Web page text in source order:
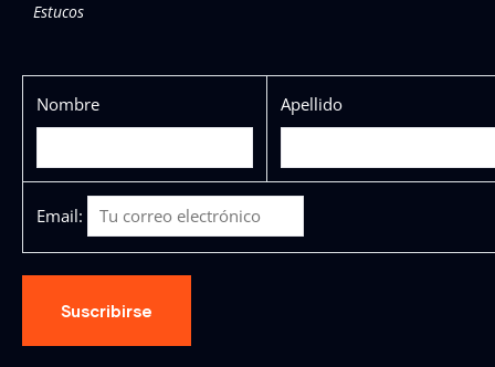
Estucos
Nombre Apellido
Email: